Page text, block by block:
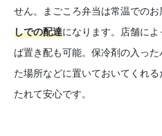
せん。まごころ弁当は常温での
しでの配達になります。店舗に
ば置き配も可能。保冷剤の入っ
た場所などに置いておいてくれ
たれて安心です。